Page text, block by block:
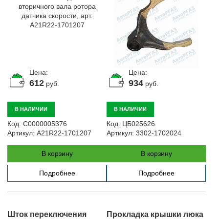
Цена:
612 руб.
В НАЛИЧИИ
Код: С0000005376
Артикул: A21R22-1701207
В корзину
Подробнее
Цена:
934 руб.
В НАЛИЧИИ
Код: ЦБ025626
Артикул: 3302-1702024
В корзину
Подробнее
Шток переключения Прокладка крышки люка